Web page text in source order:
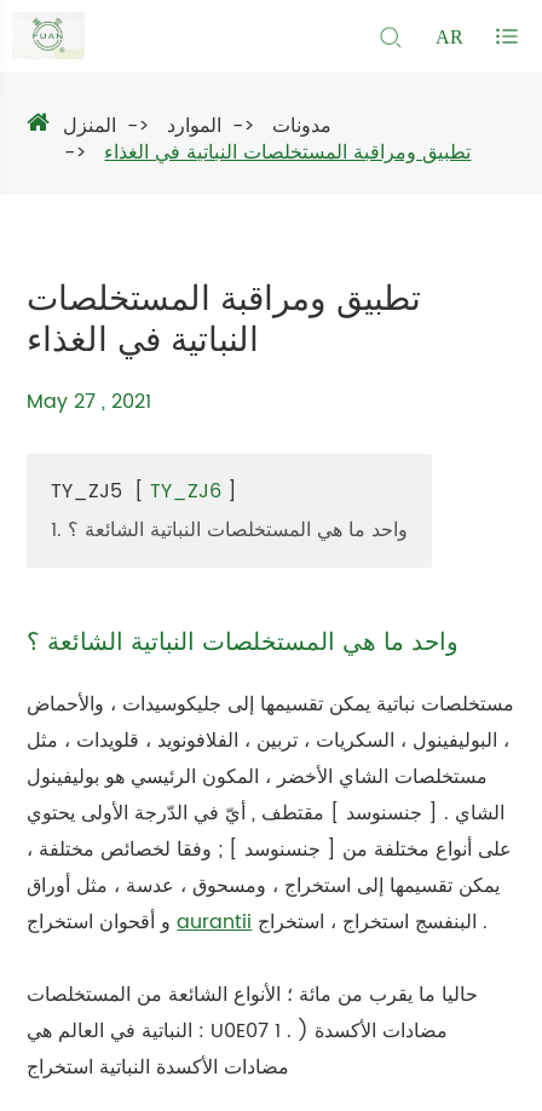
AR
المنزل الموارد
مدونات
تطبيق ومراقبة المستخلصات النباتية في الغذاء
تطبيق ومراقبة المستخلصات
النباتية في الغذاء
May 27 , 2021
TY_ZJ5 [ TY_ZJ6 ]
1. واحد ما هي المستخلصات النباتية الشائعة ؟
واحد ما هي المستخلصات النباتية الشائعة ؟
مستخلصات نباتية يمكن تقسيمها إلى جليكوسيدات ، والأحماض
، البوليفينول ، السكريات ، تربين ، الفلافونويد ، قلويدات ، مثل
مستخلصات الشاي الأخضر ، المكون الرئيسي هو بوليفينول
الشاي . [ جنسنوسد ] مقتطف , أيّ في الدّرجة الأولى يحتوي
على أنواع مختلفة من [ جنسنوسد ] ; وفقا لخصائص مختلفة ،
يمكن تقسيمها إلى استخراج ، ومسحوق ، عدسة ، مثل أوراق
البنفسج استخراج ، استخراجaurantii و أقحوان استخراج .
حاليا ما يقرب من مائة ؛ الأنواع الشائعة من المستخلصات
النباتية في العالم هي : U0E07 1 . مضادات الأكسدة (
مضادات الأكسدة النباتية استخراج